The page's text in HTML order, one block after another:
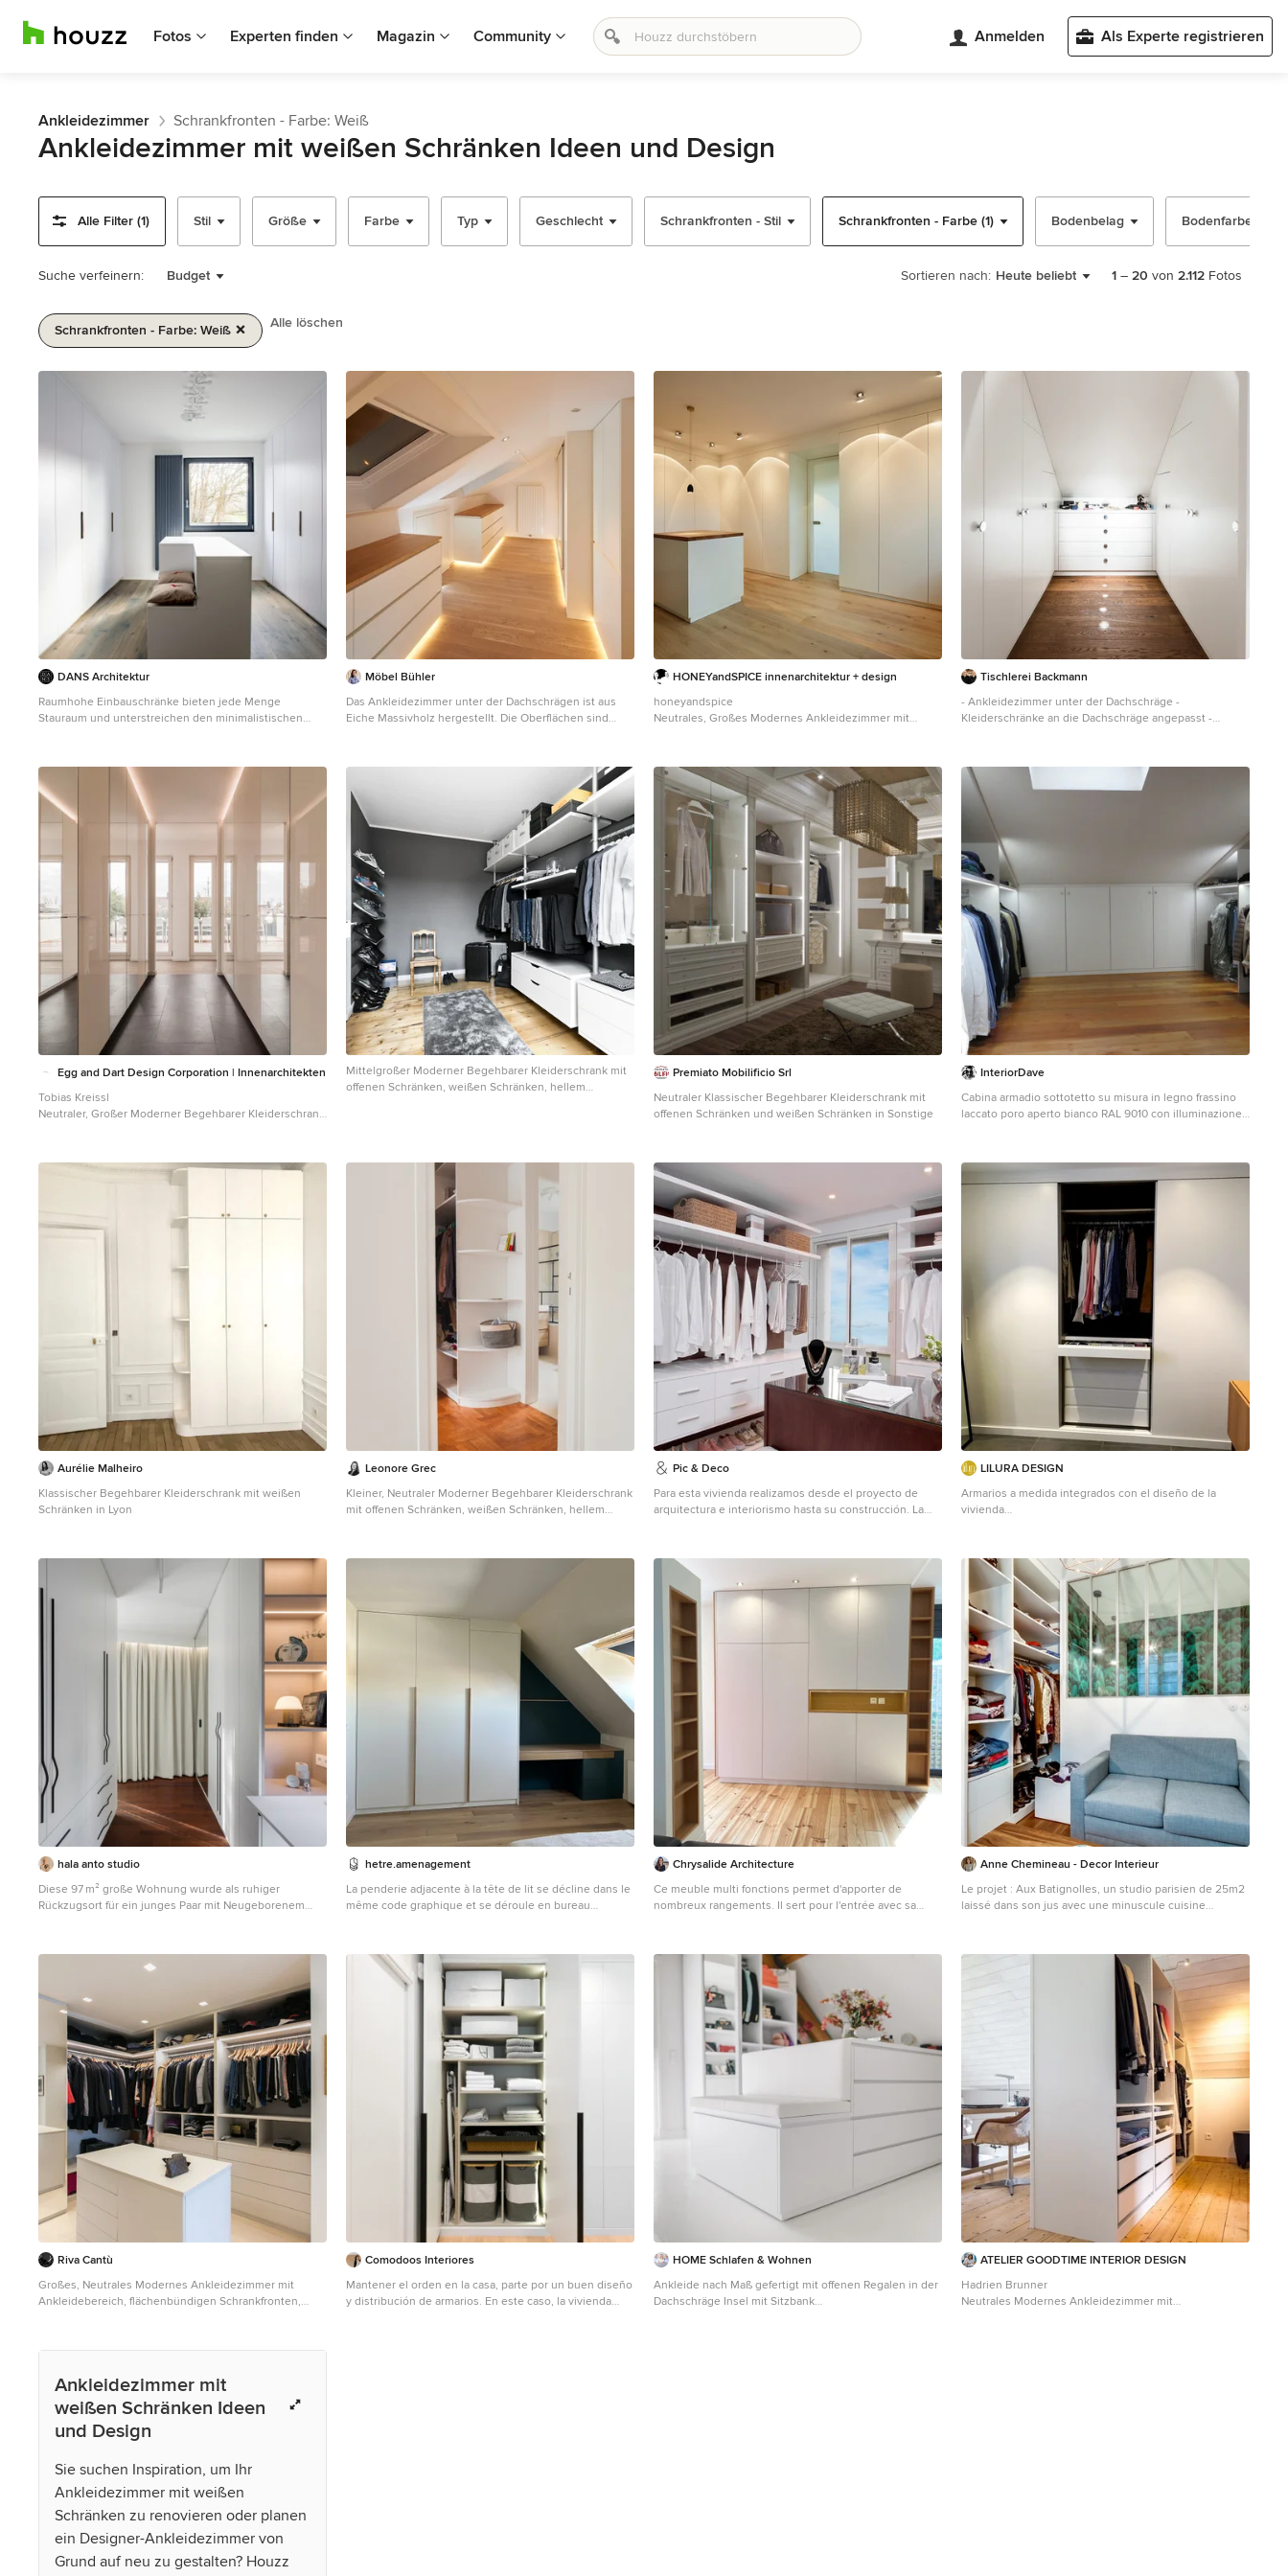
Fotos Experten finden Magazin Community Anmelden Als Experte registrieren
Ankleidezimmer Schrankfronten - Farbe: Weiß
Ankleidezimmer mit weißen Schränken Ideen und Design
Alle Filter (1) Stil Größe Farbe Typ Geschlecht Schrankfronten - Stil Schrankfronten - Farbe (1) Bodenbelag Bodenfarbe
Suche verfeinern: Budget Sortieren nach: Heute beliebt 1 – 20 von 2.112 Fotos
Schrankfronten - Farbe: Weiß Alle löschen
von
DANS Architektur
Raumhohe Einbauschränke bieten jede Menge
Stauraum und unterstreichen den minimalistischen
mit flächenbündigen Schrankfronten, weißen
Schränken, dunklem Holzboden und braunem Boden in
Dortmund
Möbel Bühler
Das Ankleidezimmer unter der Dachschrägen ist aus
Eiche Massivholz hergestellt. Die Oberflächen sind
sowie eine Sockelbeleuchtung sind ebenfalls
HONEYandSPICE innenarchitektur + design
honeyandspice
Neutrales, Großes Modernes Ankleidezimmer mit
Boden in Frankfurt am Main
Tischlerei Backmann
- Ankleidezimmer unter der Dachschräge -
Kleiderschränke an die Dachschräge angepasst -
Egg and Dart Design Corporation | Innenarchitekten
Tobias Kreissl
Neutraler, Großer Moderner Begehbarer Kleiderschrank
Mittelgroßer Moderner Begehbarer Kleiderschrank mit
offenen Schränken, weißen Schränken, hellem
Premiato Mobilificio Srl
Neutraler Klassischer Begehbarer Kleiderschrank mit
offenen Schränken und weißen Schränken in Sonstige
InteriorDave
Cabina armadio sottotetto su misura in legno frassino
laccato poro aperto bianco RAL 9010 con illuminazione
flächenbündigen Schrankfronten, weißen Schränken
und braunem Holzboden in Sonstige
Aurélie Malheiro
Klassischer Begehbarer Kleiderschrank mit weißen
Schränken in Lyon
Leonore Grec
Kleiner, Neutraler Moderner Begehbarer Kleiderschrank
mit offenen Schränken, weißen Schränken, hellem
Pic & Deco
Para esta vivienda realizamos desde el proyecto de
arquitectura e interiorismo hasta su construcción. La
un apartamento de acabados contemporáneos y
neutros con la finalidad de poder mezclar mobiliario
existente con mobiliario nuevo sin aferrarse a un estilo
arquitéctonico.
LILURA DESIGN
Armarios a medida integrados con el diseño de la
vivienda
und weißen Schränken in Malaga
hala anto studio
Diese 97 m² große Wohnung wurde als ruhiger
Rückzugsort für ein junges Paar mit Neugeborenem
Wein – und genau diese Interessen spiegeln sich im
Interior Design wider. Die neue Raumgestaltung
kombiniert hohe Funktionalität mit einer warmen,
einladenden Atmosphäre. Farblich dominieren sanfte
Off-White-Töne, ergänzt durch elegantes
Walnussholzfurnier, maßgefertigte Tischlerei und einen
charaktervollen Merbau-Holzboden. Das Herzstück der
Wohnung bildet ein offener Wohn-, Ess- und
Küchenbereich mit viel Tageslicht, einem
maßgeschneiderten Weinschrank, einer stilvollen
Vinyl-Aufbewahrungslösung sowie hochwertiger
Einbauküche. Im geteilten Schlafzimmer wurde ein
ruhiger Arbeitsbereich integriert – ideal für das
Homeoffice. Das Kinderzimmer überzeugt durch ein
zeitloses Farbkonzept in Salbeigrün und klare Linien –
minimalistisch, aber gemütlich. Besonders viel Wert
wurde auf eine durchdachte Lichtplanung, cleveren
Stauraum und harmonische Materialien gelegt.
Maßanfertigungen vom Schreiner sorgen für eine
perfekte Nutzung jedes Zentimeters, ohne dabei den
eleganten Gesamteindruck zu stören. Das Ergebnis ist
ein funktionales, stilvolles Zuhause mit individuellem
hetre.amenagement
La penderie adjacente à la tête de lit se décline dans le
même code graphique et se déroule en bureau
Ankleidezimmer mit hellem Holzboden, braunem
Boden und weißen Schränken in Paris
Chrysalide Architecture
Ce meuble multi fonctions permet d'apporter de
nombreux rangements. Il sert pour l'entrée avec sa
aspirateur), de vaisselier pour la salle à manger, de
niche décoratives. Ces niches permettent d'alléger
visuellement la structure et d'attirer le regard sur la
décoration. Nous retrouvons le décor bois des niches
pour le bardage du coté que l'on voit dès l'entrée. Il
habille la largeur du meuble qui est massif. Les niches
et le bardage apportent une dynamique est du
graphisme au meuble.
Anne Chemineau - Decor Interieur
Le projet : Aux Batignolles, un studio parisien de 25m2
laissé dans son jus avec une minuscule cuisine
propriétaire souhaite revoir intégralement les espaces
pour obtenir un studio très fonctionnel et clair. Notre
solution : Nous allons faire table rase du passé et
supprimer tous les murs. Grâce à une surélévation
partielle du plancher pour les conduits sanitaires, nous
allons repenser intégralement l’espace tout en tenant
compte de différentes contraintes techniques. Une
chambre en alcôve surélevée avec des rangements
tiroirs dissimulés en dessous, dont un avec une marche
escamotable, est créée dans l’espace séjour. Un
dressing coulissant à la verticale complète les
rangements et une verrière laissera passer la lumière.
La salle de bains est équipée d’une grande douche à
l’italienne et d’un plan vasque sur-mesure avec lave-
linge encastré. Les WC sont indépendants. La cuisine
est ouverte sur le séjour et est équipée de tout
l’électroménager nécessaire avec un îlot repas très
convivial. Un meuble d’angle menuisé permet de
ranger livres et vaisselle.
Riva Cantù
Großes, Neutrales Modernes Ankleidezimmer mit
Ankleidebereich, flächenbündigen Schrankfronten,
Comodoos Interiores
Mantener el orden en la casa, parte por un buen diseño
y distribución de armarios. En este caso, la vivienda
HOME Schlafen & Wohnen
Ankleide nach Maß gefertigt mit offenen Regalen in der
Dachschräge Insel mit Sitzbank
ATELIER GOODTIME INTERIOR DESIGN
Hadrien Brunner
Neutrales Modernes Ankleidezimmer mit
Ankleidezimmer mit
weißen Schränken Ideen
und Design
Sie suchen Inspiration, um Ihr
Ankleidezimmer mit weißen
Schränken zu renovieren oder planen
ein Designer-Ankleidezimmer von
Grund auf neu zu gestalten? Houzz